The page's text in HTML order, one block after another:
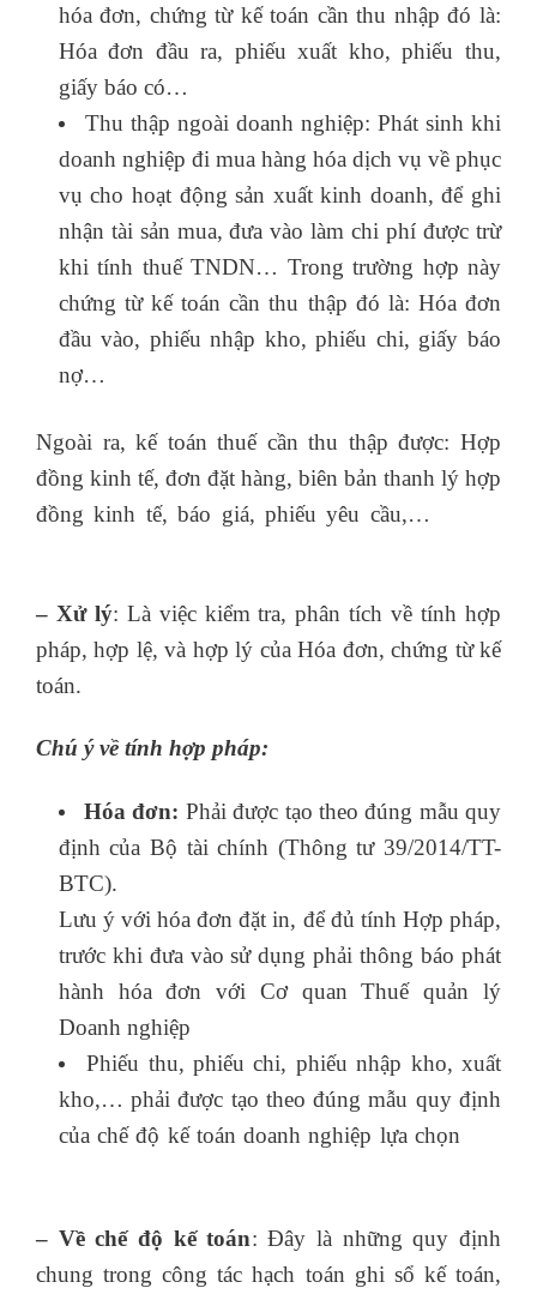
hóa đơn, chứng từ kế toán cần thu nhập đó là:
Hóa đơn đầu ra, phiếu xuất kho, phiếu thu,
giấy báo có…
Thu thập ngoài doanh nghiệp: Phát sinh khi
doanh nghiệp đi mua hàng hóa dịch vụ về phục
vụ cho hoạt động sản xuất kinh doanh, để ghi
nhận tài sản mua, đưa vào làm chi phí được trừ
khi tính thuế TNDN… Trong trường hợp này
chứng từ kế toán cần thu thập đó là: Hóa đơn
đầu vào, phiếu nhập kho, phiếu chi, giấy báo
nợ…
Ngoài ra, kế toán thuế cần thu thập được: Hợp
đồng kinh tế, đơn đặt hàng, biên bản thanh lý hợp
đồng kinh tế, báo giá, phiếu yêu cầu,…
– Xử lý: Là việc kiểm tra, phân tích về tính hợp
pháp, hợp lệ, và hợp lý của Hóa đơn, chứng từ kế
toán.
Chú ý về tính hợp pháp:
Hóa đơn: Phải được tạo theo đúng mẫu quy
định của Bộ tài chính (Thông tư 39/2014/TT-
BTC).
Lưu ý với hóa đơn đặt in, để đủ tính Hợp pháp,
trước khi đưa vào sử dụng phải thông báo phát
hành hóa đơn với Cơ quan Thuế quản lý
Doanh nghiệp
Phiếu thu, phiếu chi, phiếu nhập kho, xuất
kho,… phải được tạo theo đúng mẫu quy định
của chế độ kế toán doanh nghiệp lựa chọn
– Về chế độ kế toán: Đây là những quy định
chung trong công tác hạch toán ghi sổ kế toán,